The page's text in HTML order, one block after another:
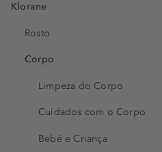
Klorane
Rosto
Corpo
Limpeza do Corpo
Cuidados com o Corpo
Bebé e Criança